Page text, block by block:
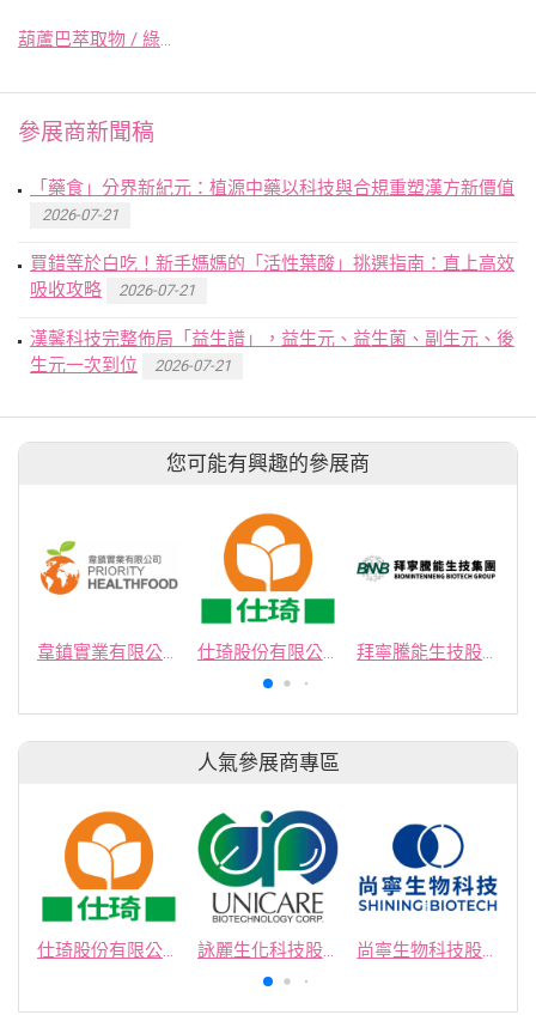
葫蘆巴萃取物 / 綠咖啡萃取物
參展商新聞稿
「藥食」分界新紀元：植源中藥以科技與合規重塑漢方新價值
2026-07-21
買錯等於白吃！新手媽媽的「活性葉酸」挑選指南：直上高效
吸收攻略
2026-07-21
漢馨科技完整佈局「益生譜」，益生元、益生菌、副生元、後
生元一次到位
2026-07-21
您可能有興趣的參展商
仕琦股份有限公司
人氣參展商專區
仕琦股份有限公司 詠麗生化科技股份有限公司 尚寧生物科技股份有限公司